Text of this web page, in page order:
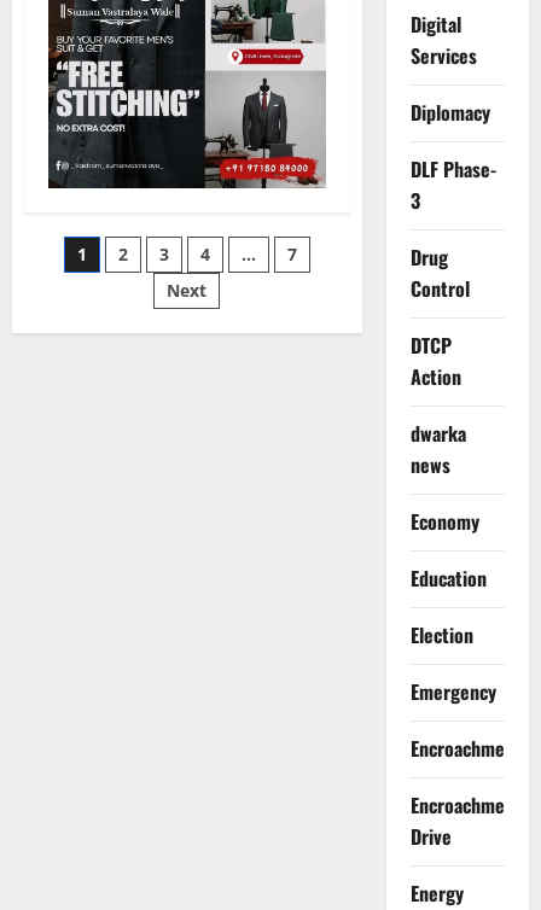
Posts
pagination
1 2 3 4 …
7
Next
Digital
Services
Diplomacy
DLF Phase-
3
Drug
Control
DTCP
Action
dwarka
news
Economy
Education
Election
Emergency
Encroachment
Encroachment
Drive
Energy